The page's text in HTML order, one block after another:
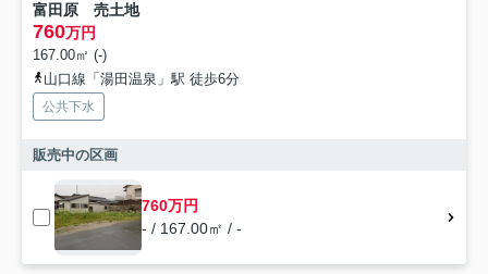
富田原 売土地
760万円
167.00㎡ (-)
山口線「湯田温泉」駅 徒歩6分
公共下水
販売中の区画
760万円
- / 167.00㎡ / -